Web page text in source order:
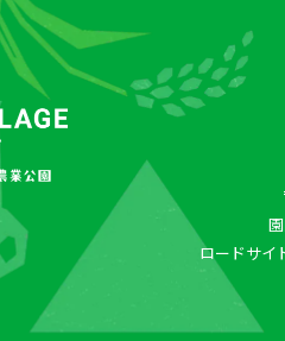
ロードサイ